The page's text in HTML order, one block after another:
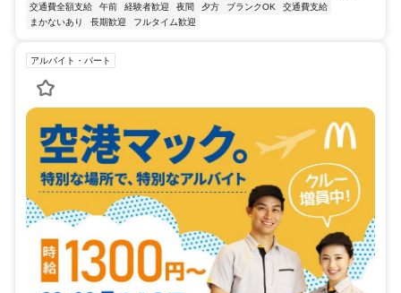
交通費全額支給
午前 経験者歓迎 夜間 夕方 ブランクOK
交通費支給
まかないあり
長期歓迎 フルタイム歓迎
アルバイト・パート